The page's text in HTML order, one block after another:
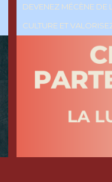
DEVENEZ MÉCÈNE DE
CULTURE ET